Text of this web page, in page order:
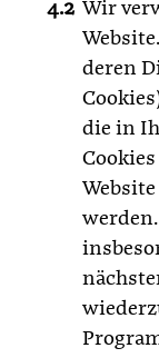
Wir
deren
die in